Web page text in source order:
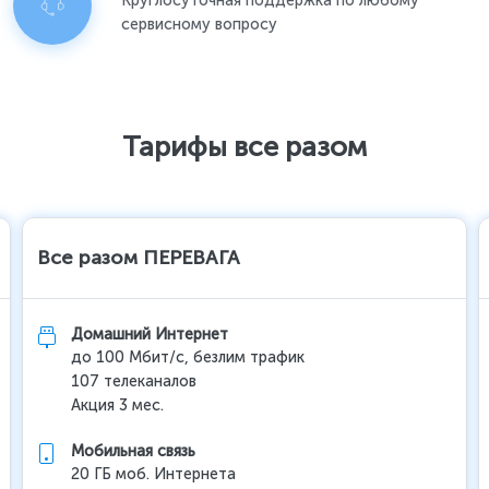
сервисному вопросу
Тарифы все разом
Все разом ПЕРЕВАГА
Домашний Интернет
до 100 Мбит/с, безлим трафик
107 телеканалов
Акция 3 мес.
Мобильная связь
20 ГБ моб. Интернета